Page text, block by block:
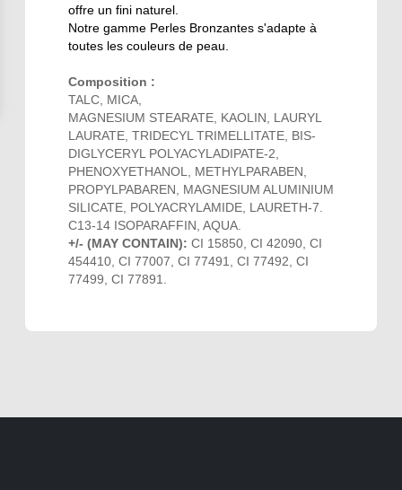
offre un fini naturel.
Notre gamme Perles Bronzantes s'adapte à
toutes les couleurs de peau.
Composition :
TALC, MICA,
MAGNESIUM STEARATE, KAOLIN, LAURYL
LAURATE, TRIDECYL TRIMELLITATE, BIS-
DIGLYCERYL POLYACYLADIPATE-2,
PHENOXYETHANOL, METHYLPARABEN,
PROPYLPABAREN, MAGNESIUM ALUMINIUM
SILICATE, POLYACRYLAMIDE, LAURETH-7.
C13-14 ISOPARAFFIN, AQUA.
+/- (MAY CONTAIN): CI 15850, CI 42090, CI
454410, CI 77007, CI 77491, CI 77492, CI
77499, CI 77891.